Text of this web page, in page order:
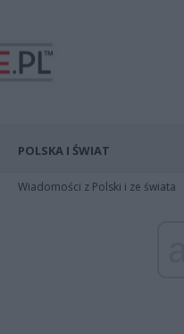
POLSKA I ŚWIAT
Wiadomości z Polski i ze świata